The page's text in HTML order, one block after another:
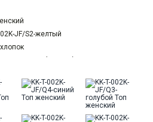
JF/S2-желтый